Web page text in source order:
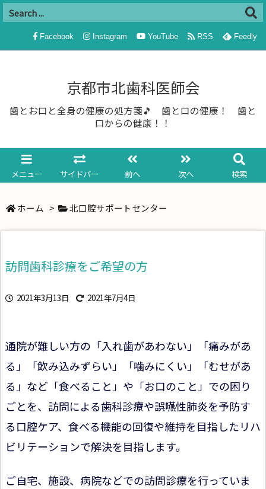
京都市北歯科医師会
歯とお口と全身の健康の処方箋🎵 歯と口の健康！ 歯と
口からの健康！！
メニュー サイドバー 前へ 次へ 検索
Facebook Instagram YouTube RSS Feedly
ホーム > 北口腔サポートセンター
訪問歯科診療をご希望の方
2021年3月13日 2021年7月4日
通院が難しい方の「入れ歯があわない」「痛みがあ
る」「飲み込みずらい」「噛みにくい」「むせがあ
る」など「食べること」や「お口のこと」での困り
ごとを、訪問による歯科診療や誤嚥性肺炎を予防す
る口腔ケア、食べる機能の回復や維持を目指したリハ
ビリテーションで解決を目指します。
ご自宅、施設、病院などでの訪問診療を行っていま